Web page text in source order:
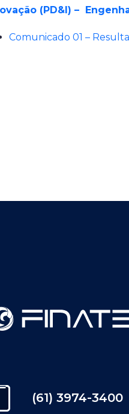
(PD&I) –
Comunicado 01 –
(61) 3974-3400